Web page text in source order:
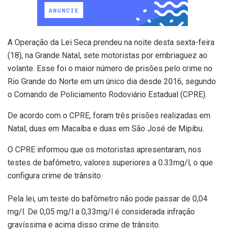
A Operação da Lei Seca prendeu na noite desta sexta-feira
(18), na Grande Natal, sete motoristas por embriaguez ao
volante. Esse foi o maior número de prisões pelo crime no
Rio Grande do Norte em um único dia desde 2016, segundo
o Comando de Policiamento Rodoviário Estadual (CPRE).
De acordo com o CPRE, foram três prisões realizadas em
Natal, duas em Macaíba e duas em São José de Mipibu.
O CPRE informou que os motoristas apresentaram, nos
testes de bafômetro, valores superiores a 0.33mg/l, o que
configura crime de trânsito.
Pela lei, um teste do bafômetro não pode passar de 0,04
mg/l. De 0,05 mg/l a 0,33mg/l é considerada infração
gravíssima e acima disso crime de trânsito.